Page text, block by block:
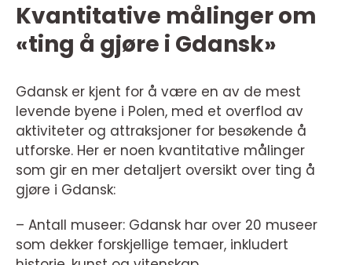
Kvantitative målinger om
«ting å gjøre i Gdansk»
Gdansk er kjent for å være en av de mest
levende byene i Polen, med et overflod av
aktiviteter og attraksjoner for besøkende å
utforske. Her er noen kvantitative målinger
som gir en mer detaljert oversikt over ting å
gjøre i Gdansk:
– Antall museer: Gdansk har over 20 museer
som dekker forskjellige temaer, inkludert